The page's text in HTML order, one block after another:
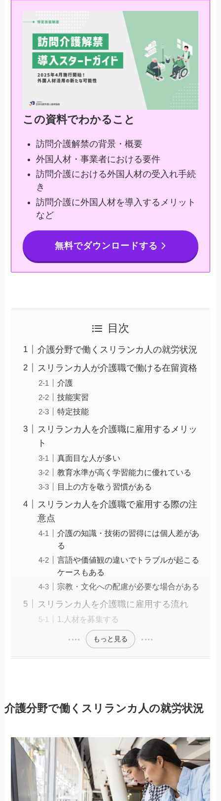
この資料でわかること
訪問介護解禁の背景・概要
外国人材・事業者における要件
訪問介護における外国人材の受入れ手続
き
訪問介護に外国人材を導入するメリット
など
無料でダウンロードする
目次
介護分野で働くスリランカ人の就労状況
スリランカ人が介護職で働ける在留資格
介護
技能実習
特定技能
スリランカ人を介護職に雇用するメリッ
ト
真面目な人が多い
教育水準が高く学習能力に優れている
目上の方を敬う習慣がある
スリランカ人を介護職で雇用する際の注
意点
介護の知識・技術の習得には個人差があ
る
言語や価値観の違いでトラブルが起こる
ケースもある
宗教・文化への配慮が必要な場合がある
スリランカ人を介護職に雇用する流れ
1.人材を募集する
もっと見る
介護分野で働くスリランカ人の就労状況